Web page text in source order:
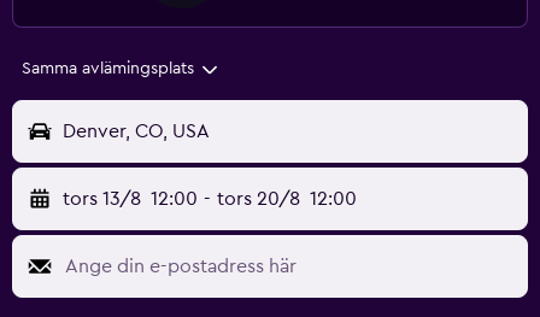
Samma avlämingsplats
Denver, CO, USA
tors 13/8 12:00 - tors 20/8 12:00